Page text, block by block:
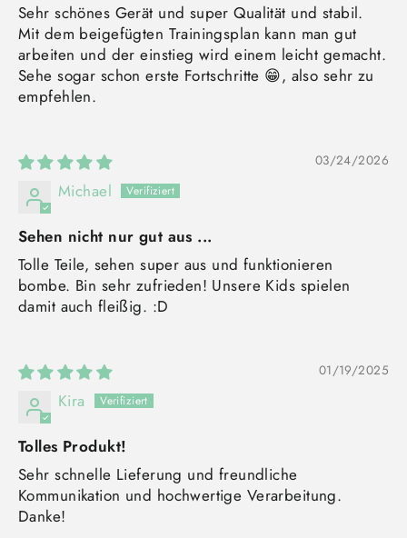
Sehr schönes Gerät und super Qualität und stabil.
Mit dem beigefügten Trainingsplan kann man gut
arbeiten und der einstieg wird einem leicht gemacht.
Sehe sogar schon erste Fortschritte 😁, also sehr zu
empfehlen.
03/24/2026
Michael
Sehen nicht nur gut aus ...
Tolle Teile, sehen super aus und funktionieren
bombe. Bin sehr zufrieden! Unsere Kids spielen
damit auch fleißig. :D
01/19/2025
Kira
Tolles Produkt!
Sehr schnelle Lieferung und freundliche
Kommunikation und hochwertige Verarbeitung.
Danke!